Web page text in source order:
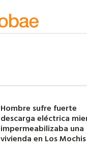
Hombre sufre fuerte
descarga eléctrica
impermeabilizaba una
vivienda en Los Mochis